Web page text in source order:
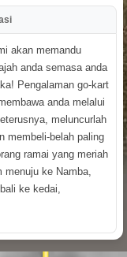
akan memandu
anda semasa anda
Pengalaman go-kart
anda melalui
meluncurlah
membeli-belah paling
ramai yang meriah
ke Namba,
ke kedai,